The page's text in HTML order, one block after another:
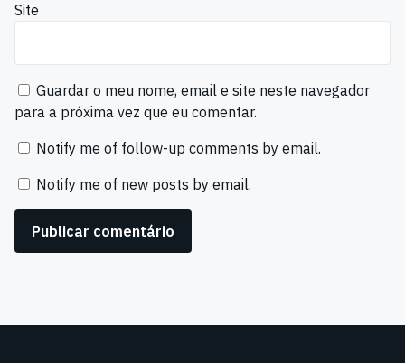
Site
Guardar o meu nome, email e site neste navegador
para a próxima vez que eu comentar.
Notify me of follow-up comments by email.
Notify me of new posts by email.